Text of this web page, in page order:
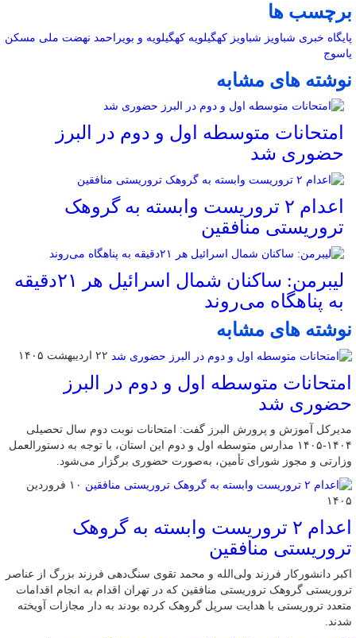
برچسب ها
پایگاه خبری شباویز شباویز کهگیلویه کهگیلویه و بویراحمد نهضت ملی مسکن
یاسوج
نوشته های مشابه
امتحانات متوسطه اول و دوم در البرز
حضوری شد
اعدام ۲ تروریست وابسته به گروهک
تروریستی منافقین
لیبرمن: ساکنان شمال اسرائیل هر ۲۱دقیقه
به پناهگاه می‌روند
نوشته های مشابه
۲۲ اردیبهشت ۱۴۰۵
امتحانات متوسطه اول و دوم در البرز
حضوری شد
مدیرکل آموزش و پرورش البرز گفت: امتحانات نوبت دوم سال تحصیلی
۱۴۰۴-۱۴۰۵ مدارس متوسطه اول و دوم این استان، با توجه به دستورالعمل
وزارتی و مجوز شورای تأمین، به‌صورت حضوری برگزار می‌شود.
۱۰ فروردین
۱۴۰۵
اعدام ۲ تروریست وابسته به گروهک
تروریستی منافقین
اکبر دانشورکار فرزند ولی‌الله و محمد تقوی سنگ‌دهی فرزند بزرگ از عناصر
تروریستی گروهک تروریستی منافقین که در تهران اقدام به انجام اقدامات
متعدد تروریستی با هدایت سرپل گروهک کرده بودند به دار مجازات آویخته
شدند.